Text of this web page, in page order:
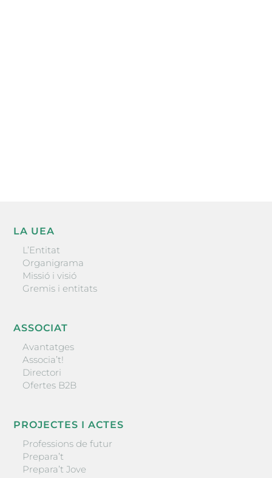
LA UEA
L’Entitat
Organigrama
Missió i visió
Gremis i entitats
ASSOCIAT
Avantatges
Associa’t!
Directori
Ofertes B2B
PROJECTES I ACTES
Professions de futur
Prepara’t
Prepara’t Jove